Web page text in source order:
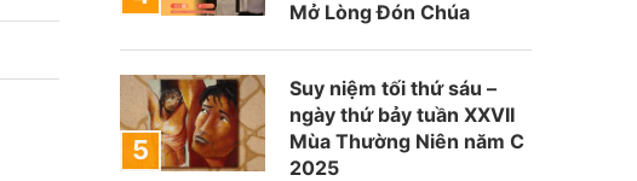
Mở Lòng Đón Chúa
Suy niệm tối thứ sáu –
ngày thứ bảy tuần XXVII
Mùa Thường Niên năm C
2025